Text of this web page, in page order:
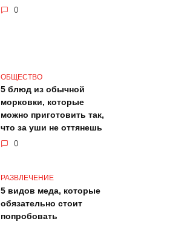
0
ОБЩЕСТВО
5 блюд из обычной
морковки, которые
можно приготовить так,
что за уши не оттянешь
0
РАЗВЛЕЧЕНИЕ
5 видов меда, которые
обязательно стоит
попробовать